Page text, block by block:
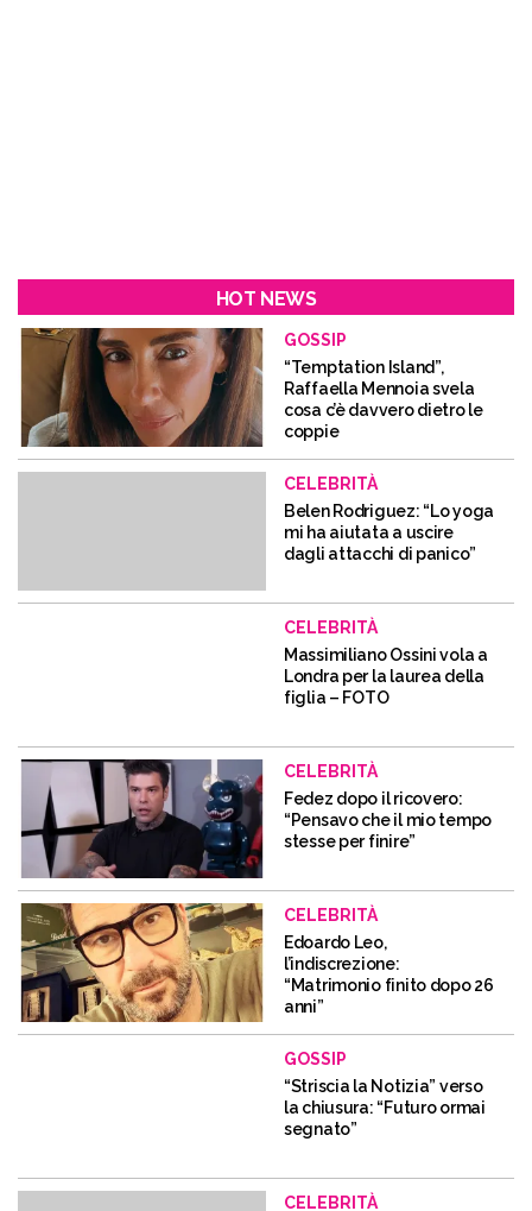
HOT NEWS
GOSSIP
“Temptation Island”,
Raffaella Mennoia svela
cosa c’è davvero dietro le
coppie
CELEBRITÀ
Belen Rodriguez: “Lo yoga
mi ha aiutata a uscire
dagli attacchi di panico”
CELEBRITÀ
Massimiliano Ossini vola a
Londra per la laurea della
figlia – FOTO
CELEBRITÀ
Fedez dopo il ricovero:
“Pensavo che il mio tempo
stesse per finire”
CELEBRITÀ
Edoardo Leo,
l’indiscrezione:
“Matrimonio finito dopo 26
anni”
GOSSIP
“Striscia la Notizia” verso
la chiusura: “Futuro ormai
segnato”
CELEBRITÀ